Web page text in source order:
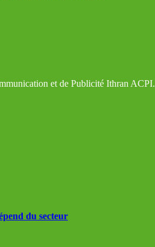
et de Publicité Ithran ACPI.
du secteur